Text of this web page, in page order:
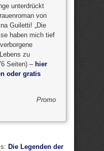
unterdrückt
von
Guiletti! „Die
haben mich tief
zu
Seiten) – hier
oder gratis
Promo
Die Legenden der